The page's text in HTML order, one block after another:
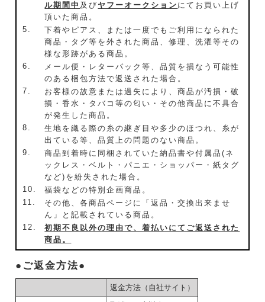
ル期間中 及び ヤフーオークション にてお買い上げ
頂いた商品。
5.
下着やピアス、または一度でもご利用になられた
商品・タグ等を外された商品、修理、洗濯等その
様な形跡がある商品。
6.
メール便・レターパック等、品質を損なう可能性
のある梱包方法で返送された場合。
7.
お客様の故意または過失により、商品が汚損・破
損・香水・タバコ等の匂い・その他商品に不具合
が発生した商品。
8.
生地を織る際の糸の継ぎ目や多少のほつれ、糸が
出ている等、品質上の問題のない商品。
9.
商品到着時に同梱されていた納品書や付属品(ネ
ックレス・ベルト・パニエ・ショッパー・紙タグ
など)を紛失された場合。
10.
福袋などの特別企画商品。
11.
その他、各商品ページに「返品・交換出来ませ
ん」と記載されている商品。
12.
初期不良以外の理由で、着払いにてご返送された
商品。
●ご返金方法●
返金方法（自社サイト）